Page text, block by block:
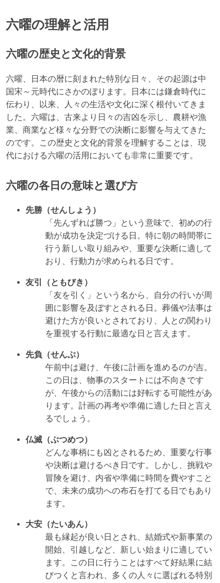
六曜の理解と活用
六曜の歴史と文化的背景
六曜、日本の暦に刻まれた特別な日々、その起源は中
国宋～元時代にさかのぼります。日本には鎌倉時代に
伝わり、以来、人々の生活や文化に深く根付いてきま
した。六曜は、古来より日々の吉凶を示し、農耕や漁
業、商業など様々な分野での決断に影響を与えてきた
のです。この歴史と文化的背景を理解することは、現
代における六曜の活用においても非常に重要です。
六曜の各日の意味と選び方
先勝（せんしょう）
「先んずれば勝つ」という意味で、初めの行
動が成功を決定づける日。特に朝の時間帯に
行う新しい取り組みや、重要な決断に適して
おり、行動力が求められる日です。
友引（ともびき）
「友を引く」という名から、自分の行いが周
囲に影響を及ぼすとされる日。葬儀や法事は
避けた方が良いとされており、人との関わり
を重視する行動に最適な日と言えます。
先負（せんぷ）
午前中は避け、午後に計画を進めるのが吉。
この日は、物事のスタートには不向きです
が、午後からの活動には好転する可能性があ
ります。計画の再考や準備に適した日と言え
るでしょう。
仏滅（ぶつめつ）
どんな事柄にも凶とされるため、重要な行事
や決断は避けるべき日です。しかし、挑戦や
冒険を避け、内省や準備に時間を費やすこと
で、未来の成功への布石を打てる日でもあり
ます。
大安（たいあん）
最も縁起が良い日とされ、結婚式や新事業の
開始、引越しなど、新しい始まりに適してい
ます。この日に行うことはすべて好結果に結
びつくと言われ、多くの人々に選ばれる特別